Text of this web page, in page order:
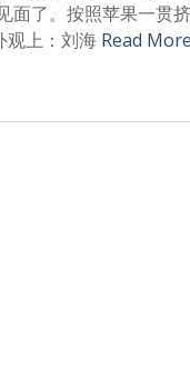
了。按照苹果一贯
观上：刘海 Read